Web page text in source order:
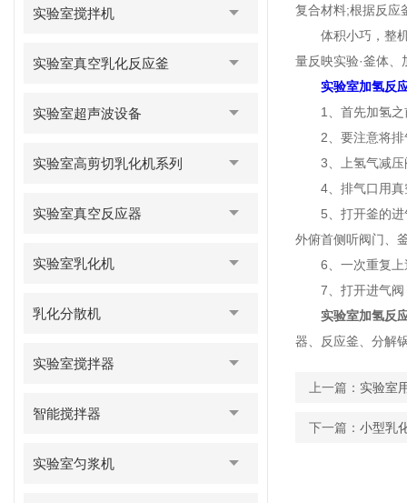
实验室搅拌机
实验室真空乳化反应釜
实验室超声波设备
实验室高剪切乳化机系列
实验室真空反应器
实验室乳化机
乳化分散机
实验室搅拌器
智能搅拌器
实验室匀浆机
复合材料;根据反应
体积小巧，整机
量反映实验·釜体
实验室加氢反
1、首先加氢之
2、要注意将排
3、上氢气减压阀
4、排气口用真
5、打开釜的进气
外俯首侧听阀门、
6、一次重复上
7、打开进气阀，
实验室加氢反
器、反应釜、分解
上一篇： 实验室
下一篇： 小型乳